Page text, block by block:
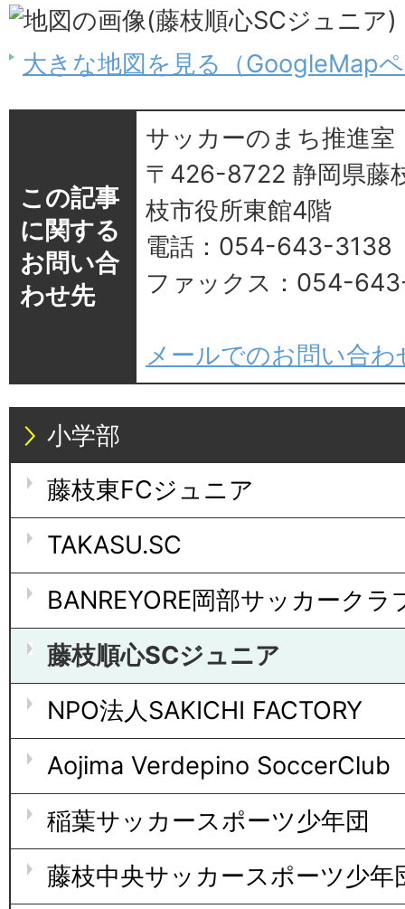
大きな地図を見る（GoogleMap
この記事
に関する
お問い合
わせ先
サッカーのまち推進室
〒426-8722 静岡県藤
枝市役所東館4階
電話：054-643-3138
ファックス：054-
メールでのお問い合
小学部
藤枝東FCジュニア
TAKASU.SC
BANREYORE岡部サッカークラ
藤枝順心SCジュニア
NPO法人SAKICHI FACTORY
Aojima Verdepino SoccerClub
稲葉サッカースポーツ少年団
藤枝中央サッカースポーツ少年